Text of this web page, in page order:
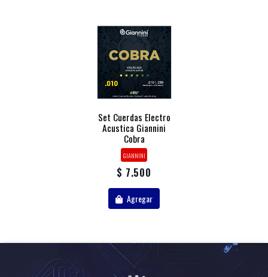
Set Cuerdas Electro
Acustica Giannini
Cobra
GIANNINI
$ 7.500
Agregar